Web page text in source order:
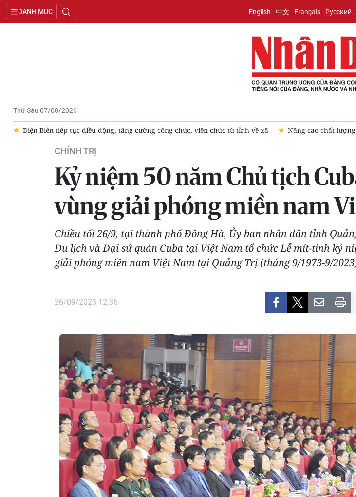
DANH MỤC English 中文 Français Русский
Thứ Sáu 07/08/2026
Nâng cao chất lượng xuất bản phẩm, phục vụ hiệu quả các nhiệm vụ chính trị 7 thành phố
CHÍNH TRỊ
Kỷ niệm 50 năm Chủ tịch
vùng giải phóng miền nam
Chiều tối 26/9, tại thành phố Đông Hà, Ủy ban nhân dân tỉnh
Du lịch và Đại sứ quán Cuba tại Việt Nam tổ chức Lễ mít-tinh kỷ
giải phóng miền nam Việt Nam tại Quảng Trị (tháng 9/1973-9/
26/09/2023 12:36